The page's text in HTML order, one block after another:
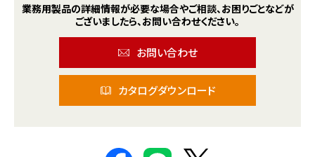
業務用製品の詳細情報が必要な場合やご相談、お困りごとなどが
ございましたら、お問い合わせください。
お問い合わせ
カタログダウンロード